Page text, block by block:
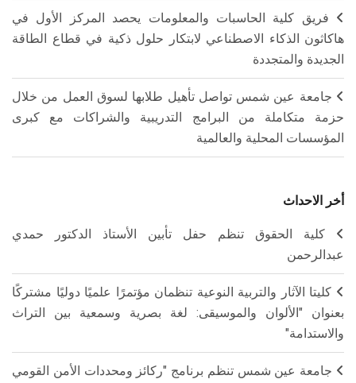
فريق كلية الحاسبات والمعلومات يحصد المركز الأول في
هاكاثون الذكاء الاصطناعي لابتكار حلول ذكية في قطاع الطاقة
الجديدة والمتجددة
جامعة عين شمس تواصل تأهيل طلابها لسوق العمل من خلال
حزمة متكاملة من البرامج التدريبية والشراكات مع كبرى
المؤسسات المحلية والعالمية
أخر الاحداث
كلية الحقوق تنظم حفل تأبين الأستاذ الدكتور حمدي
عبدالرحمن
كليتا الآثار والتربية النوعية تنظمان مؤتمرًا علميًا دوليًا مشتركًا
بعنوان "الألوان والموسيقى: لغة بصرية وسمعية بين التراث
والاستدامة"
جامعة عين شمس تنظم برنامج "ركائز ومحددات الأمن القومي